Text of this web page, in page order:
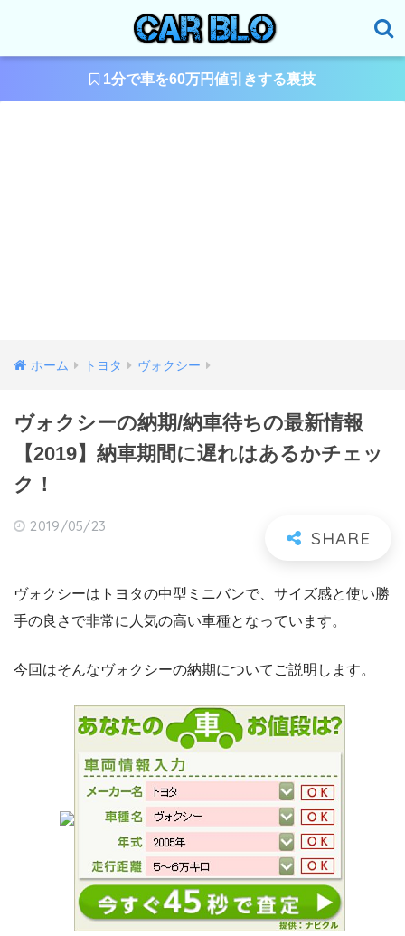
1分で車を60万円値引きする裏技
ホーム トヨタ ヴォクシー
ヴォクシーの納期/納車待ちの最新情報
【2019】納車期間に遅れはあるかチェッ
ク！
2019/05/23
ヴォクシーはトヨタの中型ミニバンで、サイズ感と使い勝
手の良さで非常に人気の高い車種となっています。
今回はそんなヴォクシーの納期についてご説明します。